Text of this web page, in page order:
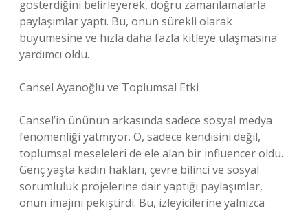
gösterdiğini belirleyerek, doğru zamanlamalarla
paylaşımlar yaptı. Bu, onun sürekli olarak
büyümesine ve hızla daha fazla kitleye ulaşmasına
yardımcı oldu.
Cansel Ayanoğlu ve Toplumsal Etki
Cansel’in ününün arkasında sadece sosyal medya
fenomenliği yatmıyor. O, sadece kendisini değil,
toplumsal meseleleri de ele alan bir influencer oldu.
Genç yaşta kadın hakları, çevre bilinci ve sosyal
sorumluluk projelerine dair yaptığı paylaşımlar,
onun imajını pekiştirdi. Bu, izleyicilerine yalnızca